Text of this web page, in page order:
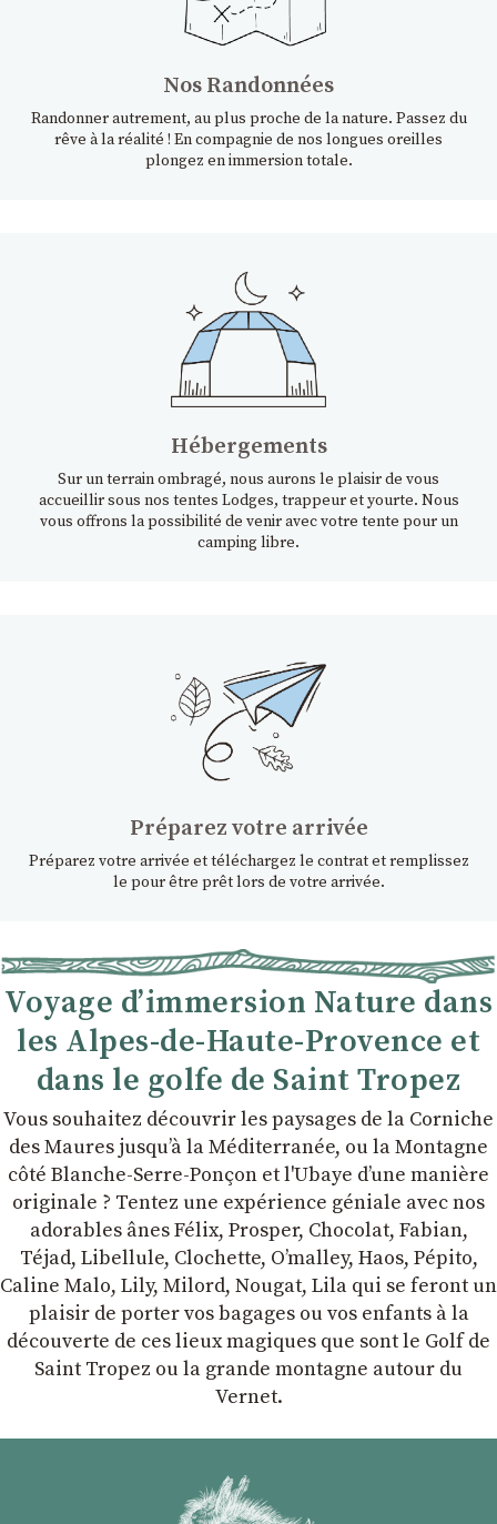
Nos Randonnées
Randonner autrement, au plus proche de la nature. Passez du
rêve à la réalité ! En compagnie de nos longues oreilles
plongez en immersion totale.
Hébergements
Sur un terrain ombragé, nous aurons le plaisir de vous
accueillir sous nos tentes Lodges, trappeur et yourte. Nous
vous offrons la possibilité de venir avec votre tente pour un
camping libre.
Préparez votre arrivée
Préparez votre arrivée et téléchargez le contrat et remplissez
le pour être prêt lors de votre arrivée.
Voyage d’immersion Nature dans
les Alpes-de-Haute-Provence et
dans le golfe de Saint Tropez
Vous souhaitez découvrir les paysages de la Corniche
des Maures jusqu’à la Méditerranée, ou la Montagne
côté Blanche-Serre-Ponçon et l'Ubaye dʼune manière
originale ? Tentez une expérience géniale avec nos
adorables ânes Félix, Prosper, Chocolat, Fabian,
Téjad, Libellule, Clochette, Oʼmalley, Haos, Pépito,
Caline Malo, Lily, Milord, Nougat, Lila qui se feront un
plaisir de porter vos bagages ou vos enfants à la
découverte de ces lieux magiques que sont le Golf de
Saint Tropez ou la grande montagne autour du
Vernet.